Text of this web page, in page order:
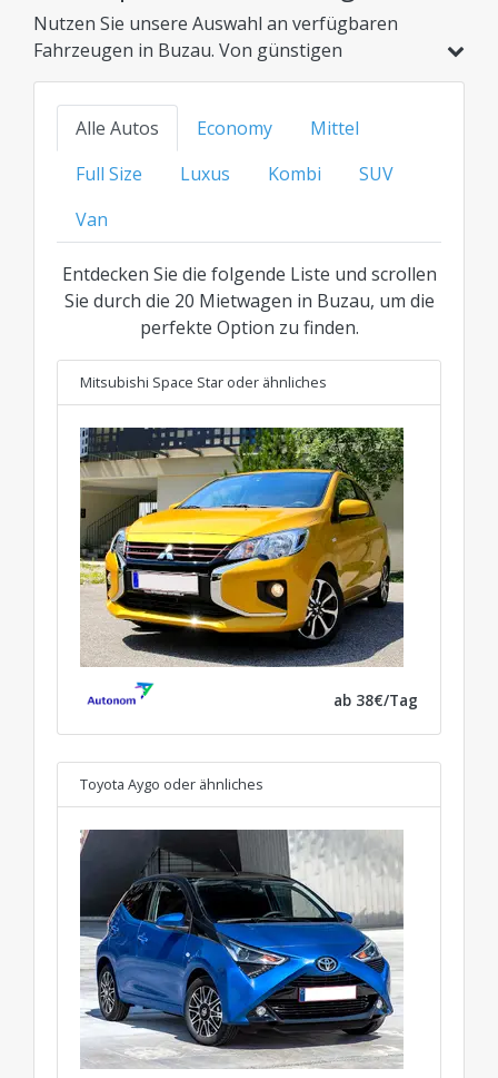
Nutzen Sie unsere Auswahl an verfügbaren
Fahrzeugen in Buzau. Von günstigen
Kompaktwagen und Hybridmodellen bis hin zu
Familienautos, SUVs oder der Luxusklasse –
finden Sie Ihre ideale Option zum besten
transparenten Preis für jede Kategorie.
Alle Autos Economy
Mittel
Full Size
Luxus Kombi
SUV
Van
Entdecken Sie die folgende Liste und scrollen
Sie durch die 20 Mietwagen in Buzau, um die
perfekte Option zu finden.
Mitsubishi Space Star oder ähnliches
ab 38€/Tag
Toyota Aygo oder ähnliches